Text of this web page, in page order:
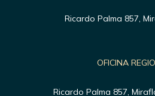
Ricardo Palma 857,
OFICINA
Ricardo Palma 857,